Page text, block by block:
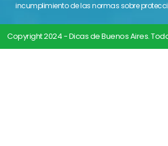
incumplimiento de las normas sobre
Copyright 2024 - Dicas de Buenos Aires.